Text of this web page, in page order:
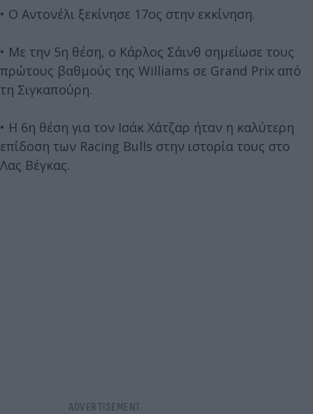
• Ο Αντονέλι ξεκίνησε 17ος στην εκκίνηση.
• Με την 5η θέση, ο Κάρλος Σάινθ σημείωσε τους
πρώτους βαθμούς της Williams σε Grand Prix από
τη Σιγκαπούρη.
• Η 6η θέση για τον Ισάκ Χάτζαρ ήταν η καλύτερη
επίδοση των Racing Bulls στην ιστορία τους στο
Λας Βέγκας.